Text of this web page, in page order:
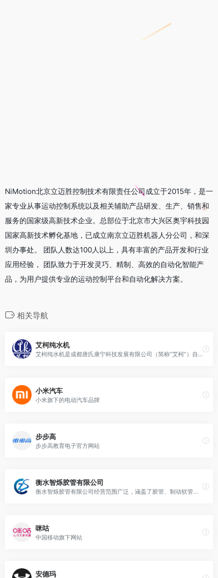
NiMotion北京立迈胜控制技术有限责任公司成立于2015年，是一
家专业从事运动控制系统以及相关辅助产品研发、生产、销售和
服务的国家级高新技术企业。总部位于北京市大兴区奥宇科技园
国家高新技术孵化基地，已成立南京立迈胜机器人分公司，和深
圳办事处。 团队人数达100人以上，具有丰富的产品开发和行业
应用经验， 团队致力于开发灵巧、精制、高效的自动化智能产
品，为用户提供专业的运动控制平台和自动化解决方案。
相关导航
艾柯纯水机
艾柯纯水机是成都唐氏康宁科技发展有限公司（简称“艾柯”）自主研发和制造的实验室专用超纯水设备，广泛应用于科研、医疗、制药、半导体等多个领域。
小米汽车
小米旗下的电动汽车品牌
步步高
步步高教育电子官方网站
衡水智烁胶管有限公司
衡水智烁胶管有限公司经营范围广泛，涵盖了胶管、制动软管总成、浸浆线的生产、销售及进出口业务
咪咕
中国移动旗下网站
安德玛